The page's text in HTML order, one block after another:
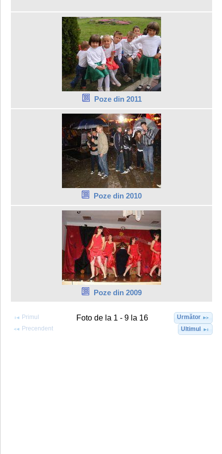
Poze din 2011
Poze din 2010
Poze din 2009
Primul
Precendent
Foto de la 1 - 9 la 16
Următor
Ultimul